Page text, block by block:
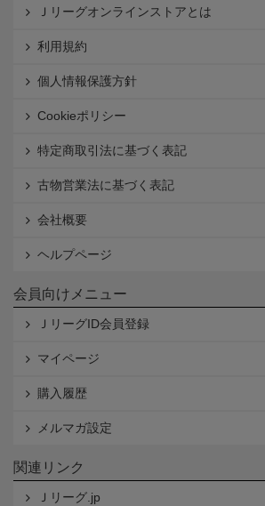
Ｊリーグオンラインストアとは
利用規約
個人情報保護方針
Cookieポリシー
特定商取引法に基づく表記
古物営業法に基づく表記
会社概要
ヘルプページ
会員向けメニュー
ＪリーグID会員登録
マイページ
購入履歴
メルマガ設定
関連リンク
Ｊリーグ.jp